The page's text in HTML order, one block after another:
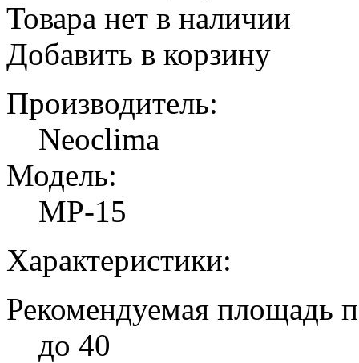
Товара нет в наличии
Добавить в корзину
Производитель:
Neoclima
Модель:
MP-15
Характеристики:
Рекомендуемая площадь
до 40